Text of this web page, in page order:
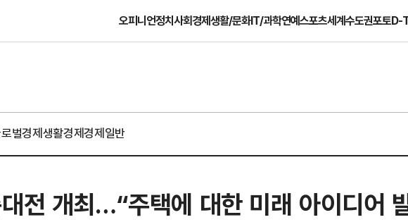
오피니언정치사회경제생활/문화IT/과학연예스포츠세계수도권포토D-
벌경제생활경제경제일반
전 개최…“주택에 대한 미래 아이디어